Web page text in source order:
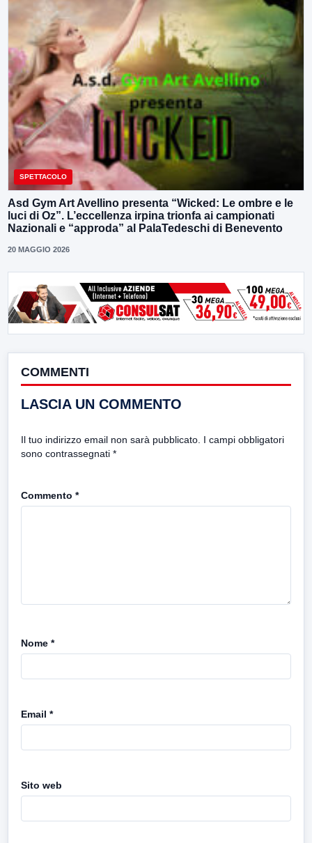
SPETTACOLO
Asd Gym Art Avellino presenta “Wicked: Le ombre e le
luci di Oz”. L’eccellenza irpina trionfa ai campionati
Nazionali e “approda” al PalaTedeschi di Benevento
20 MAGGIO 2026
COMMENTI
LASCIA UN COMMENTO
Il tuo indirizzo email non sarà pubblicato. I campi obbligatori
sono contrassegnati *
Commento *
Nome *
Email *
Sito web